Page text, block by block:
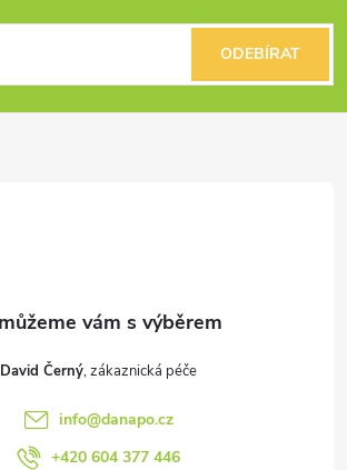
ODEBÍRAT
David Černý
info@danapo.cz
+420 604 377 446